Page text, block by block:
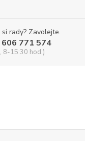
rady? Zavolejte.
771 574
8-15:30 hod.)